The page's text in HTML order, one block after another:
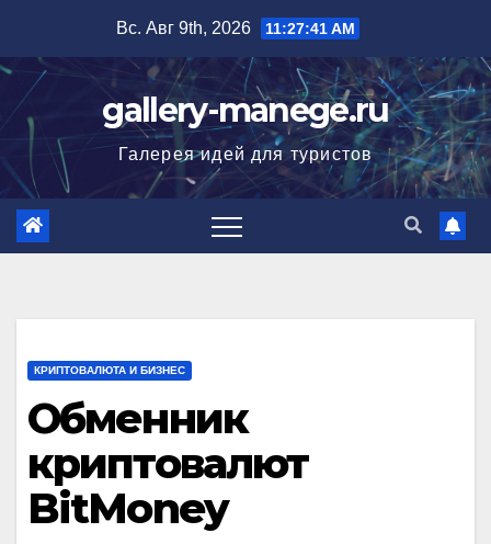
содержимому
Вс. Авг 9th, 2026 11:27:42 AM
gallery-manege.ru
Галерея идей для туристов
КРИПТОВАЛЮТА И БИЗНЕС
Обменник
криптовалют
BitMoney